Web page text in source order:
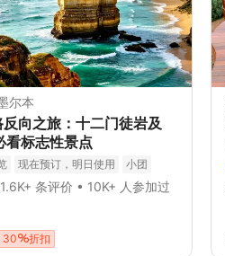
尔本
反向之旅：十二门徒岩及
看标志性景点
现在预订，明日使用 小团
1.6K+ 条评价 • 10K+ 人参加过
30 折扣